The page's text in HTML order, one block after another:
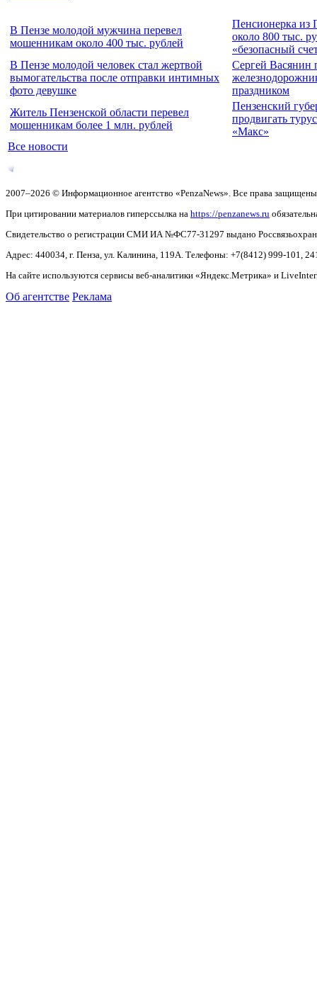
В Пензе молодой мужчина перевел
мошенникам около 400 тыс. рублей
Пенсионерка из
около 800 тыс.
«безопасный
В Пензе молодой человек стал жертвой
вымогательства после отправки интимных
фото девушке
Сергей Васянин
праздником
Житель Пензенской области перевел
мошенникам более 1 млн. рублей
Пензенский
продвигать
«Макс»
Все новости
2007–2026 © Информационное агентство «PenzaNews». Все права
При цитировании материалов гиперссылка на https://penzanews.ru
Свидетельство о регистрации СМИ ИА №ФС77-31297 выдано
Адрес: 440034, г. Пенза, ул. Калинина, 119А. Телефоны: +7(8412) 999-101,
На сайте используются сервисы веб-аналитики «Яндекс.Метрика» и
Об агентстве Реклама